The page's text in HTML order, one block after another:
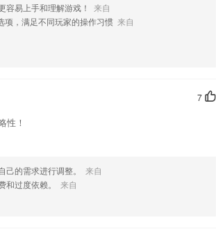
源。
容易上手和理解游戏！
来自
项，满足不同玩家的操作习惯 来自
7
性！
的需求进行调整。
来自
过度依赖。
来自